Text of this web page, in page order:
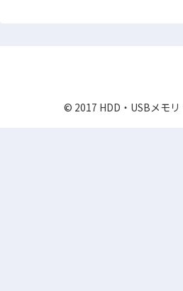
© 2017 HDD・USBメモリ